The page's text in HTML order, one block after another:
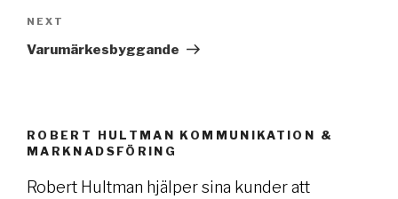
Next
Post
NEXT
Varumärkesbyggande
ROBERT HULTMAN KOMMUNIKATION &
MARKNADSFÖRING
Robert Hultman hjälper sina kunder att